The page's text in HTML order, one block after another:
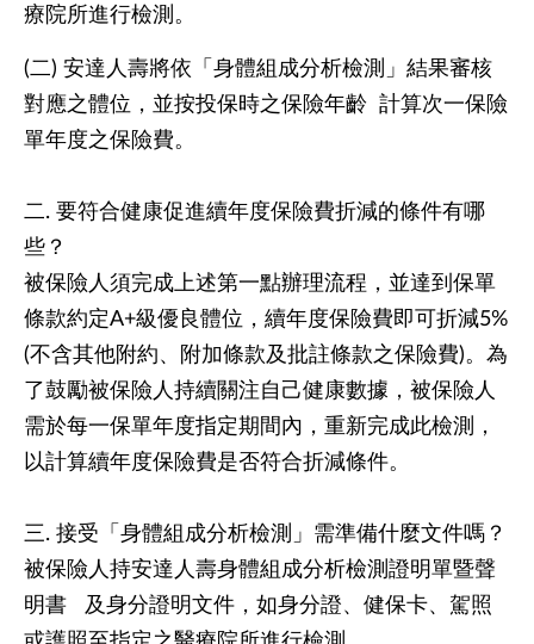
療院所進行檢測。
(二) 安達人壽將依「身體組成分析檢測」結果審核
對應之體位，並按投保時之保險年齡 計算次一保險
單年度之保險費。
二. 要符合健康促進續年度保險費折減的條件有哪
些？
被保險人須完成上述第一點辦理流程，並達到保單
條款約定A+級優良體位，續年度保險費即可折減5%
(不含其他附約、附加條款及批註條款之保險費)。為
了鼓勵被保險人持續關注自己健康數據，被保險人
需於每一保單年度指定期間內，重新完成此檢測，
以計算續年度保險費是否符合折減條件。
三. 接受「身體組成分析檢測」需準備什麼文件嗎？
被保險人持安達人壽身體組成分析檢測證明單暨聲
明書 及身分證明文件，如身分證、健保卡、駕照